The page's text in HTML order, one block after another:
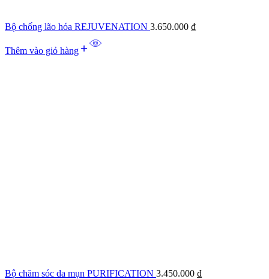
Bộ chống lão hóa REJUVENATION 3.650.000 ₫
Thêm vào giỏ hàng
Bộ chăm sóc da mụn PURIFICATION 3.450.000 ₫